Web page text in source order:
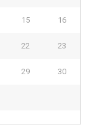
15 16
22 23
29 30